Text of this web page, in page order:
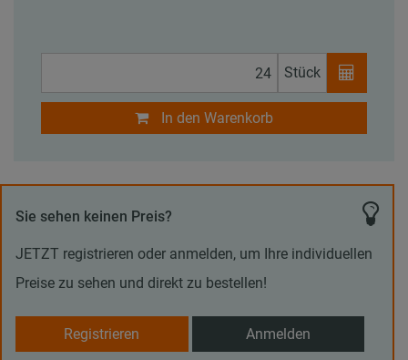
Stück
In den Warenkorb
Sie sehen keinen Preis?
JETZT registrieren oder anmelden, um Ihre individuellen
Preise zu sehen und direkt zu bestellen!
Registrieren Anmelden